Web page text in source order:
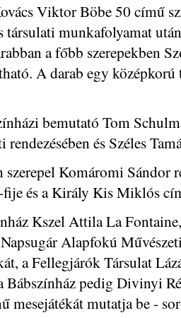
Viktor Böbe 50 című
társulati munkafolyamat
a főbb szerepekben
A darab egy
bemutató Tom
és Széles
Komáromi Sándor
és a Király Kis Miklós
Kszel Attila La
Alapfokú
a Fellegjárók Társulat
Bábszínház pedig Divinyi
mutatja be -